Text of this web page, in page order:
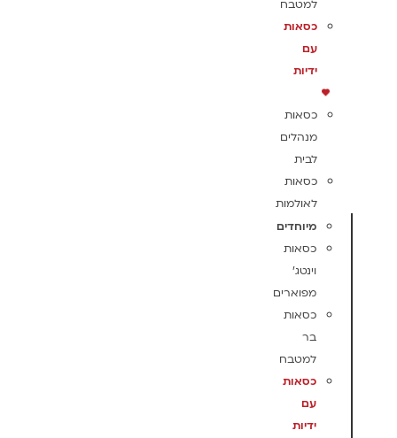
למטבח
כסאות
עם
ידיות
כסאות
מנהלים
לבית
כסאות
לאולמות
מיוחדים
כסאות
וינטג'
מפוארים
כסאות
בר
למטבח
כסאות
עם
ידיות